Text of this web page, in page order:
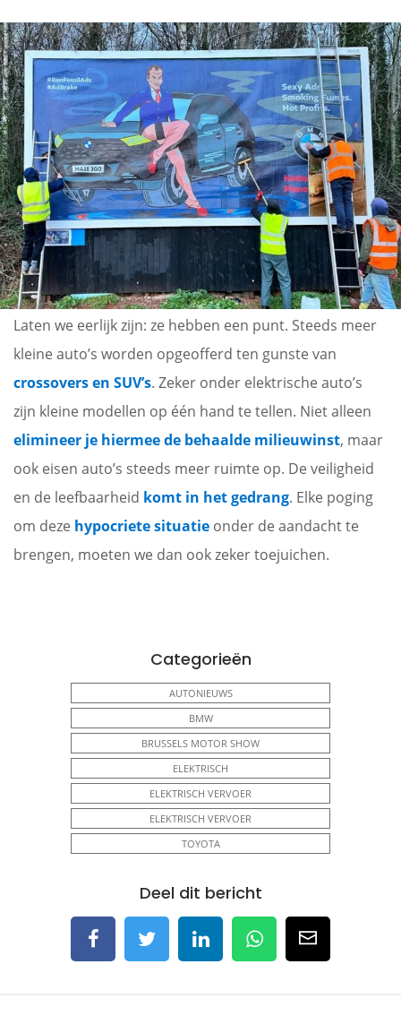
Laten we eerlijk zijn: ze hebben een punt. Steeds meer
kleine auto’s worden opgeofferd ten gunste van
crossovers en SUV’s. Zeker onder elektrische auto’s
zijn kleine modellen op één hand te tellen. Niet alleen
elimineer je hiermee de behaalde milieuwinst, maar
ook eisen auto’s steeds meer ruimte op. De veiligheid
en de leefbaarheid komt in het gedrang. Elke poging
om deze hypocriete situatie onder de aandacht te
brengen, moeten we dan ook zeker toejuichen.
Categorieën
AUTONIEUWS
BMW
BRUSSELS MOTOR SHOW
ELEKTRISCH
ELEKTRISCH VERVOER
ELEKTRISCH VERVOER
TOYOTA
Deel dit bericht